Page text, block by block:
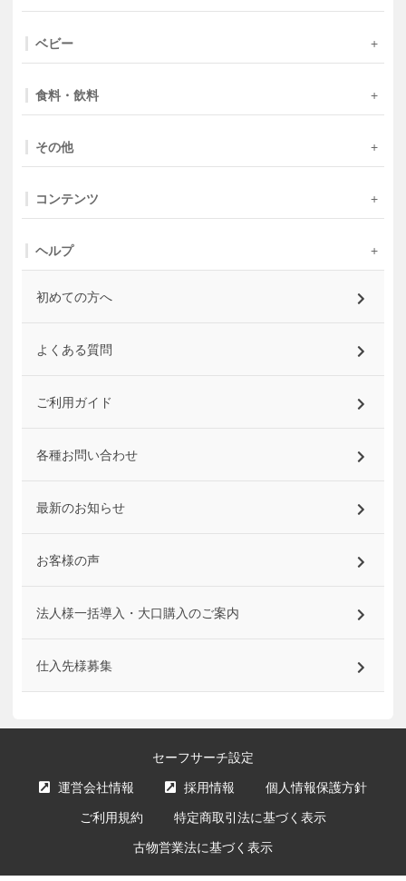
ベビー
食料・飲料
その他
コンテンツ
ヘルプ
初めての方へ
よくある質問
ご利用ガイド
各種お問い合わせ
最新のお知らせ
お客様の声
法人様一括導入・大口購入のご案内
仕入先様募集
セーフサーチ設定
運営会社情報 採用情報 個人情報保護方針
ご利用規約 特定商取引法に基づく表示
古物営業法に基づく表示